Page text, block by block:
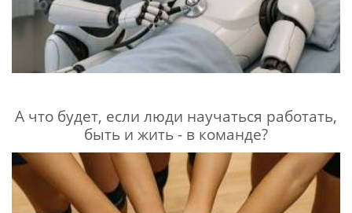
А что будет, если люди научаться работать,
быть и жить - в команде?